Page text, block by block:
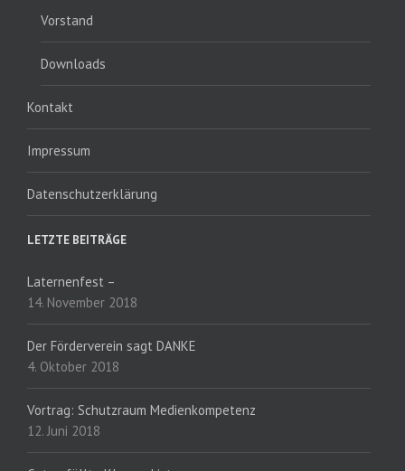
Vorstand
Downloads
Kontakt
Impressum
Datenschutzerklärung
LETZTE BEITRÄGE
Laternenfest –
14. November 2018
Der Förderverein sagt DANKE
4. Oktober 2018
Vortrag: Schutzraum Medienkompetenz
12. Juni 2018